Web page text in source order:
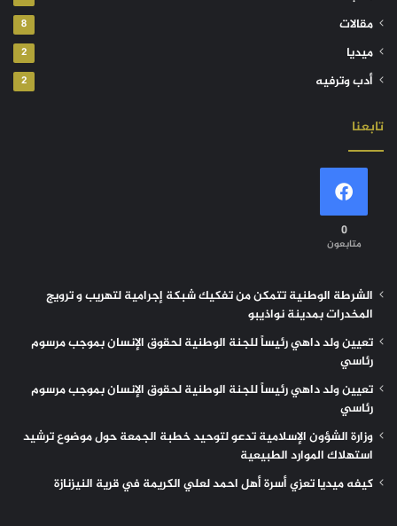
مقالات 8
ميديا 2
أدب وترفيه 2
تابعنا
0
متابعون
الشرطة الوطنية تتمكن من تفكيك شبكة إجرامية لتهريب و ترويج
المخدرات بمدينة نواذيبو
تعيين ولد داهي رئيساً للجنة الوطنية لحقوق الإنسان بموجب مرسوم
رئاسي
تعيين ولد داهي رئيساً للجنة الوطنية لحقوق الإنسان بموجب مرسوم
رئاسي
وزارة الشؤون الإسلامية تدعو لتوحيد خطبة الجمعة حول موضوع ترشيد
استهلاك الموارد الطبيعية
كيفه ميديا تعزي أسرة أهل احمد لعلي الكريمة في قرية النيزنازة